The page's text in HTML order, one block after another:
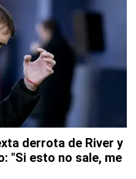
derrota de River y
"Si esto no sale, me